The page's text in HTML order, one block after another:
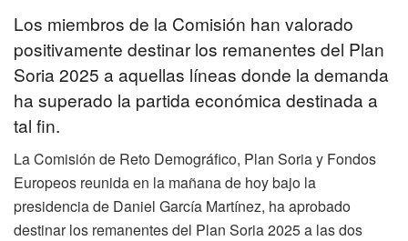
Los miembros de la Comisión han valorado
positivamente destinar los remanentes del Plan
Soria 2025 a aquellas líneas donde la demanda
ha superado la partida económica destinada a
tal fin.
La Comisión de Reto Demográfico, Plan Soria y Fondos
Europeos reunida en la mañana de hoy bajo la
presidencia de Daniel García Martínez, ha aprobado
destinar los remanentes del Plan Soria 2025 a las dos